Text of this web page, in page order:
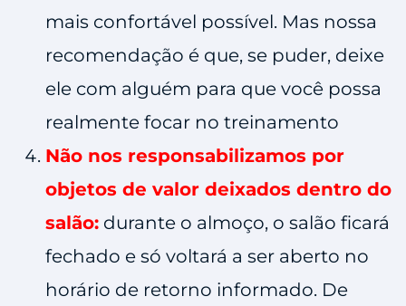
mais confortável possível. Mas nossa
recomendação é que, se puder, deixe
ele com alguém para que você possa
realmente focar no treinamento
Não nos responsabilizamos por
objetos de valor deixados dentro do
salão: durante o almoço, o salão ficará
fechado e só voltará a ser aberto no
horário de retorno informado. De